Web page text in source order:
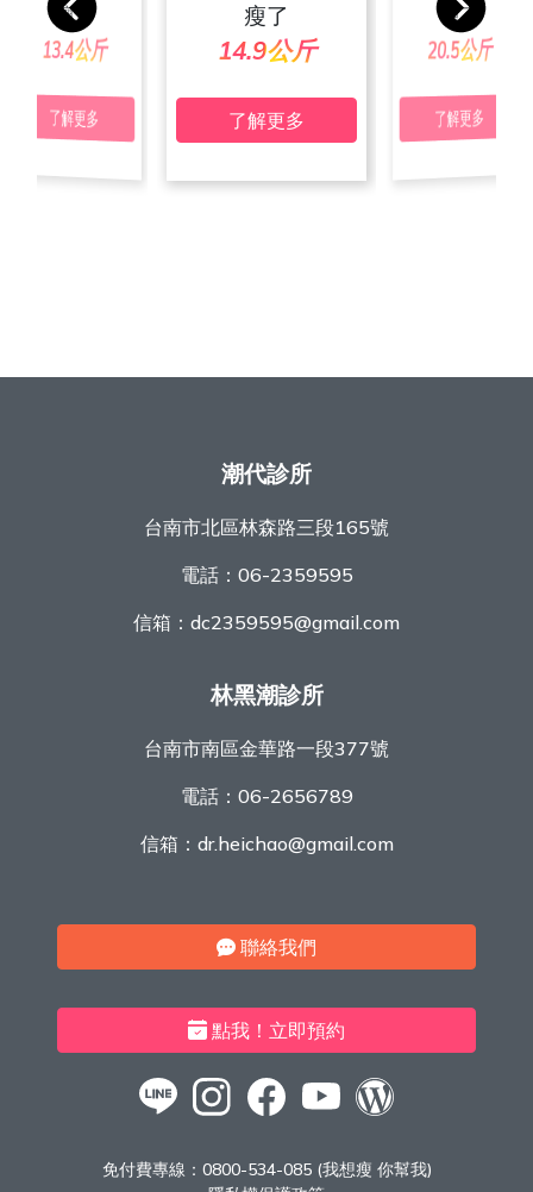
瘦了
14.9公斤
了解更多
瘦了
20.5公斤
了解更多
瘦了
19.4公斤
了解更多
24.4公斤
瘦了
20.3公斤
了解更多
瘦了
13.4公斤
了解更多
潮代診所
台南市北區林森路三段165號
電話： 06-2359595
信箱： dc2359595@gmail.com
林黑潮診所
台南市南區金華路一段377號
電話： 06-2656789
信箱： dr.heichao@gmail.com
聯絡我們
點我！立即預約
免付費專線： 0800-534-085 (我想瘦 你幫我)